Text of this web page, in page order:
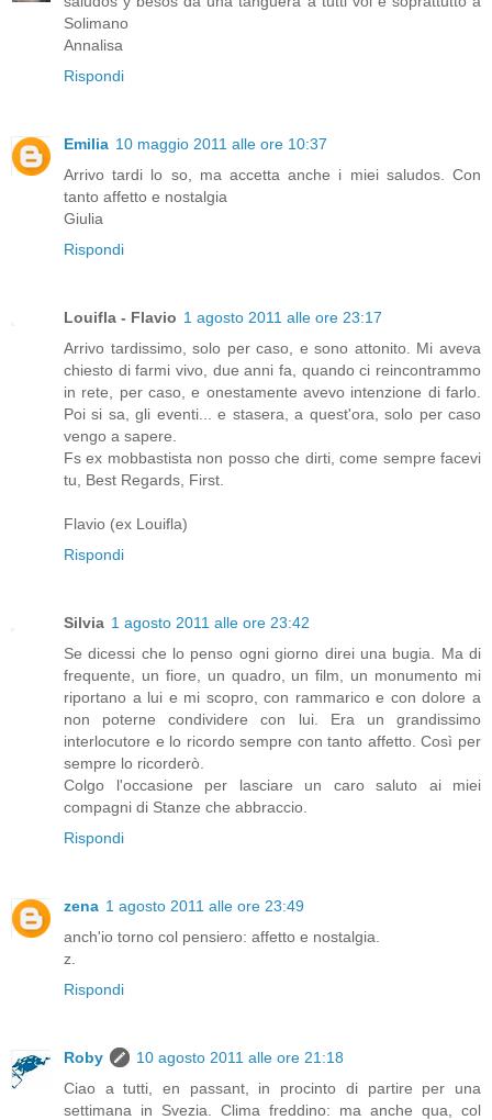
Solimano
Annalisa
Rispondi
Emilia 10 maggio 2011 alle ore 10:37
Arrivo tardi lo so, ma accetta anche i miei saludos. Con
tanto affetto e nostalgia
Giulia
Rispondi
Louifla - Flavio 1 agosto 2011 alle ore 23:17
Arrivo tardissimo, solo per caso, e sono attonito. Mi aveva
chiesto di farmi vivo, due anni fa, quando ci reincontrammo
in rete, per caso, e onestamente avevo intenzione di farlo.
Poi si sa, gli eventi... e stasera, a quest'ora, solo per caso
vengo a sapere.
Fs ex mobbastista non posso che dirti, come sempre facevi
tu, Best Regards, First.
Flavio (ex Louifla)
Rispondi
Silvia 1 agosto 2011 alle ore 23:42
Se dicessi che lo penso ogni giorno direi una bugia. Ma di
frequente, un fiore, un quadro, un film, un monumento mi
riportano a lui e mi scopro, con rammarico e con dolore a
non poterne condividere con lui. Era un grandissimo
interlocutore e lo ricordo sempre con tanto affetto. Così per
sempre lo ricorderò.
Colgo l'occasione per lasciare un caro saluto ai miei
compagni di Stanze che abbraccio.
Rispondi
zena 1 agosto 2011 alle ore 23:49
anch'io torno col pensiero: affetto e nostalgia.
z.
Rispondi
Roby
10 agosto 2011 alle ore 21:18
Ciao a tutti, en passant, in procinto di partire per una
settimana in Svezia. Clima freddino: ma anche qua, col